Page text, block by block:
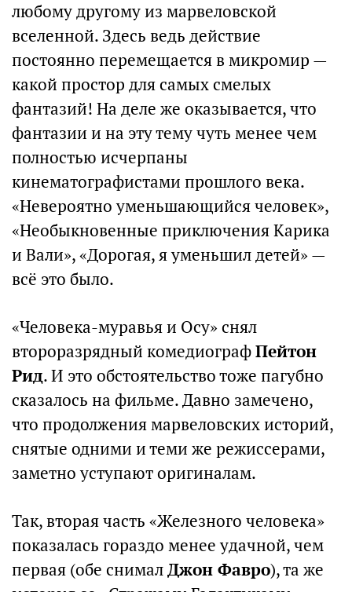
любому другому из марвеловской
вселенной. Здесь ведь действие
постоянно перемещается в микромир —
какой простор для самых смелых
фантазий! На деле же оказывается, что
фантазии и на эту тему чуть менее чем
полностью исчерпаны
кинематографистами прошлого века.
«Невероятно уменьшающийся человек»,
«Необыкновенные приключения Карика
и Вали», «Дорогая, я уменьшил детей» —
всё это было.
«Человека-муравья и Осу» снял
второразрядный комедиографПейтон
Рид. И это обстоятельство тоже пагубно
сказалось на фильме. Давно замечено,
что продолжения марвеловских историй,
снятые одними и теми же режиссерами,
заметно уступают оригиналам.
Так, вторая часть «Железного человека»
показалась гораздо менее удачной, чем
первая (обе снималДжон Фавро), та же